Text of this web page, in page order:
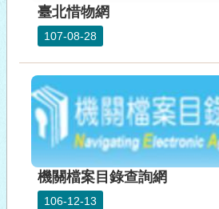
臺北惜物網
107-08-28
機關檔案目錄查詢網
106-12-13